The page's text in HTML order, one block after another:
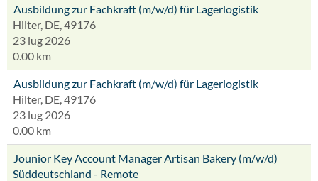
Ausbildung zur Fachkraft (m/w/d) für Lagerlogistik
Hilter, DE, 49176
23 lug 2026
0.00 km
Ausbildung zur Fachkraft (m/w/d) für Lagerlogistik
Hilter, DE, 49176
23 lug 2026
0.00 km
Jounior Key Account Manager Artisan Bakery (m/w/d)
Süddeutschland - Remote